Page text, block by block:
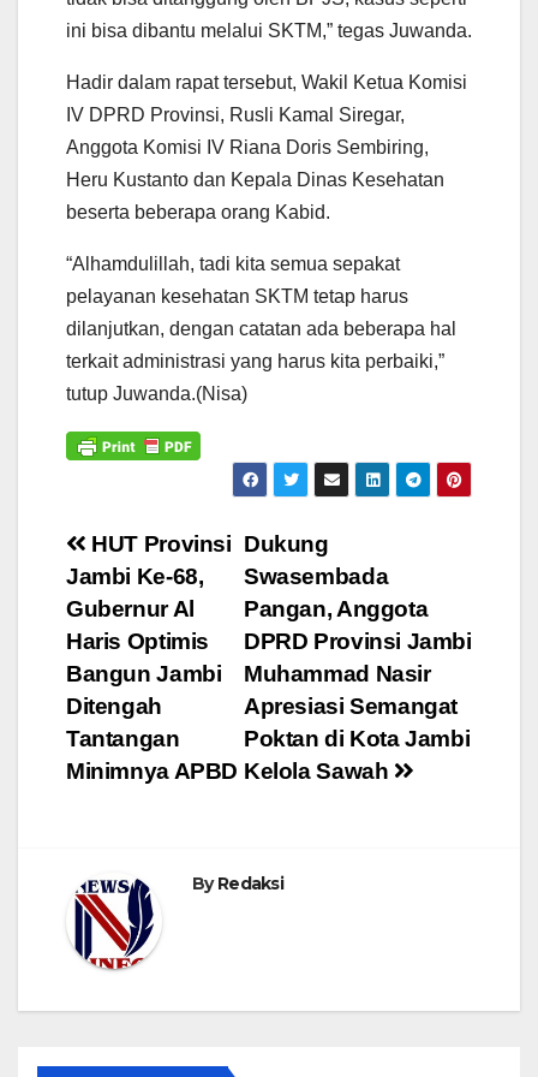
ini bisa dibantu melalui SKTM,” tegas Juwanda.
Hadir dalam rapat tersebut, Wakil Ketua Komisi
IV DPRD Provinsi, Rusli Kamal Siregar,
Anggota Komisi IV Riana Doris Sembiring,
Heru Kustanto dan Kepala Dinas Kesehatan
beserta beberapa orang Kabid.
“Alhamdulillah, tadi kita semua sepakat
pelayanan kesehatan SKTM tetap harus
dilanjutkan, dengan catatan ada beberapa hal
terkait administrasi yang harus kita perbaiki,”
tutup Juwanda.(Nisa)
Navigasi
pos
Dukung
Swasembada
Pangan, Anggota
DPRD Provinsi Jambi
Muhammad Nasir
Apresiasi Semangat
Poktan di Kota Jambi
Kelola Sawah
HUT Provinsi
Jambi Ke-68,
Gubernur Al
Haris Optimis
Bangun Jambi
Ditengah
Tantangan
Minimnya APBD
ByRedaksi